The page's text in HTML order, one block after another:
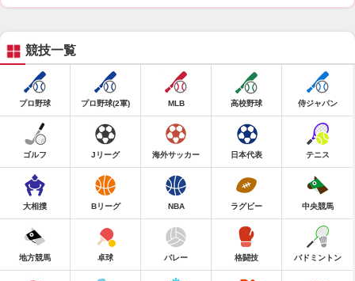
競技一覧
プロ野球 プロ野球(2軍) MLB 高校野球 侍ジャパン
ゴルフ Jリーグ 海外サッカー 日本代表 テニス
大相撲 Bリーグ NBA ラグビー 中央競馬
地方競馬 卓球 バレー 格闘技 バドミントン